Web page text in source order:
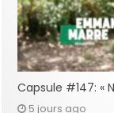
Capsule #147: «
5 jours ago